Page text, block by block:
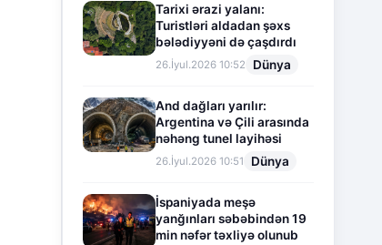
Tarixi ərazi yalanı:
Turistləri aldadan şəxs
bələdiyyəni də çaşdırdı
26.İyul.2026 10:52 Dünya
And dağları yarılır:
Argentina və Çili arasında
nəhəng tunel layihəsi
26.İyul.2026 10:51 Dünya
İspaniyada meşə
yanğınları səbəbindən 19
min nəfər təxliyə olunub